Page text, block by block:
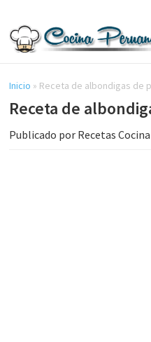
contenido
lateral
principal
Cocina
Peruana,
Recetas
de
Comida
Inicio » Receta de albondigas de
Receta de
Publicado por Recetas